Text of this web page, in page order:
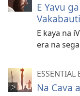
E Yavu
E kaya na
era na
ESSENTIAL
Na Cava